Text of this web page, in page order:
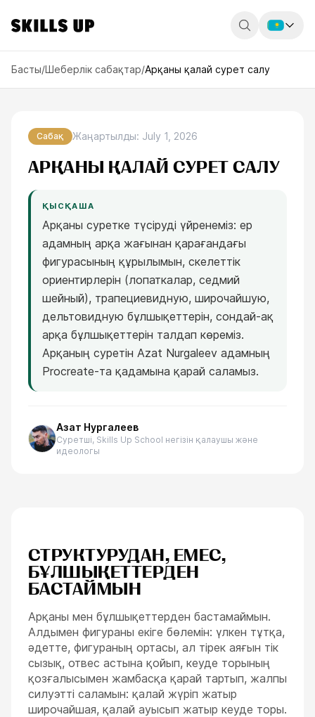
Беларусь
Басты/Шеберлік сабақтар/Арқаны қалай сурет салу
Сабақ Жаңартылды: July 1, 2026
АРҚАНЫ ҚАЛАЙ СУРЕТ САЛУ
ҚЫСҚАША
Арқаны суретке түсіруді үйренеміз: ер
адамның арқа жағынан қарағандағы
фигурасының құрылымын, скелеттік
ориентирлерін (лопаткалар, седмий
шейный), трапециевидную, широчайшую,
дельтовидную бұлшықеттерін, сондай-ақ
арқа бұлшықеттерін талдап көреміз.
Арқаның суретін Azat Nurgaleev адамның
Procreate-та қадамына қарай саламыз.
Азат Нургалеев
Суретші, Skills Up School негізін қалаушы және
идеологы
СТРУКТУРУДАН, ЕМЕС,
БҰЛШЫҚЕТТЕРДЕН
БАСТАЙМЫН
Арқаны мен бұлшықеттерден бастамаймын.
Алдымен фигураны екіге бөлемін: үлкен тұтқа,
әдетте, фигураның ортасы, ал тірек аяғын тік
сызық, отвес астына қойып, кеуде торының
қозғалысымен жамбасқа қарай тартып, жалпы
силуэтті саламын: қалай жүріп жатыр
широчайшая, қалай ауысып жатыр кеуде торы.